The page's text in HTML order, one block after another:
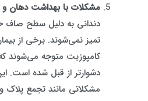
مشکلات با بهداشت دهان
دندانی به دلیل سطح صاف
تمیز نمی‌شوند. برخی از
کامپوزیت متوجه می‌شوند
دشوارتر از قبل شده است.
مشکلاتی مانند تجمع پلاک